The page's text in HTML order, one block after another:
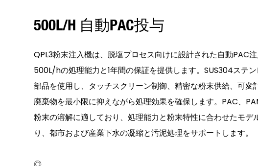
500L/h 自動PAC投与
QPL3粉末注入機は、脱塩プロセス向けに設計された自動PAC注
500L/hの処理能力と1年間の保証を提供します。SUS304ステ
部品を使用し、タッチスクリーン制御、精密な粉末供給、可変
廃棄物を最小限に抑えながら処理効果を確保します。PAC、
粉末の溶解に適しており、処理能力と粉末特性に合わせたモデ
り、都市および産業下水の凝縮と汚泥処理をサポートします。